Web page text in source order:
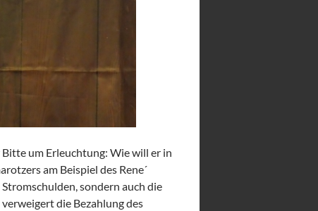
um Erleuchtung: Wie will er in
am Beispiel des Rene´
sondern auch die
die Bezahlung des